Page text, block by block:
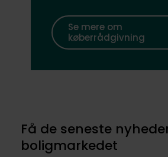
Se mere om
køberrådgivning
Få de seneste
boligmarkedet